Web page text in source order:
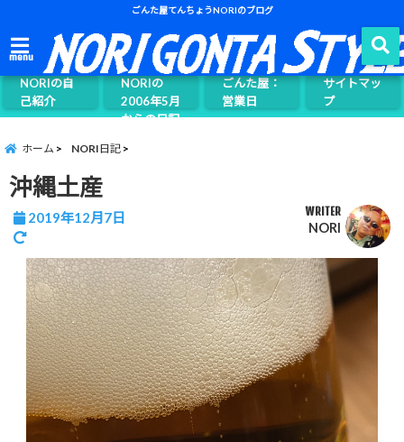
ごんた屋てんちょうNORIのブログ
menu
NORIの自
己紹介
ごんた屋て
んちょう
NORIの
2006年5月
からの日記
ごんた屋：
営業日
サイトマッ
プ
ホーム NORI日記
沖縄土産
2019年12月7日 WRITER
NORI